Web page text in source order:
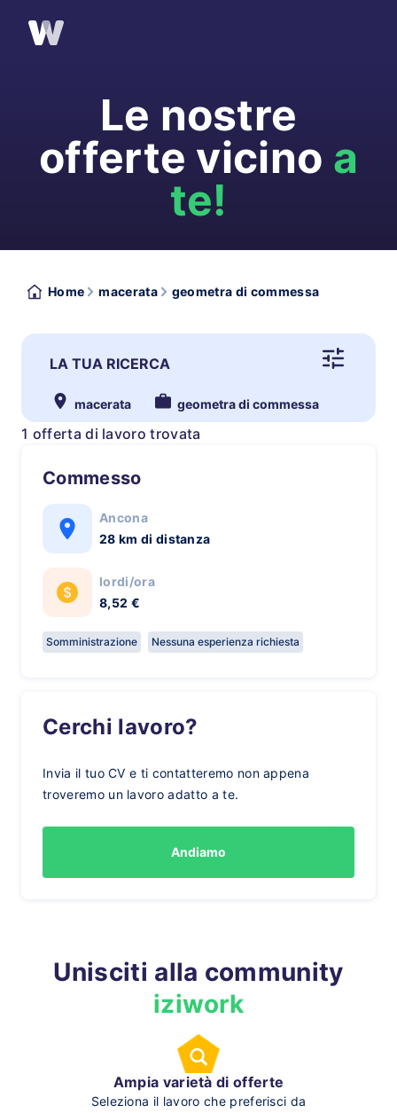
Le nostre
offerte vicino a
te!
Home macerata geometra di commessa
LA TUA RICERCA
macerata geometra di commessa
1 offerta di lavoro trovata
Commesso
Ancona
28 km di distanza
lordi/ora
8,52 €
Somministrazione Nessuna esperienza richiesta
Cerchi lavoro?
Invia il tuo CV e ti contatteremo non appena
troveremo un lavoro adatto a te.
Andiamo
Unisciti alla community
iziwork
Ampia varietà di offerte
Seleziona il lavoro che preferisci da